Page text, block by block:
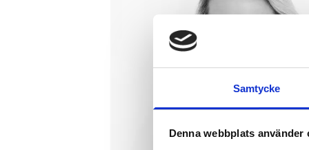
Samtycke
Denna webbplats använder